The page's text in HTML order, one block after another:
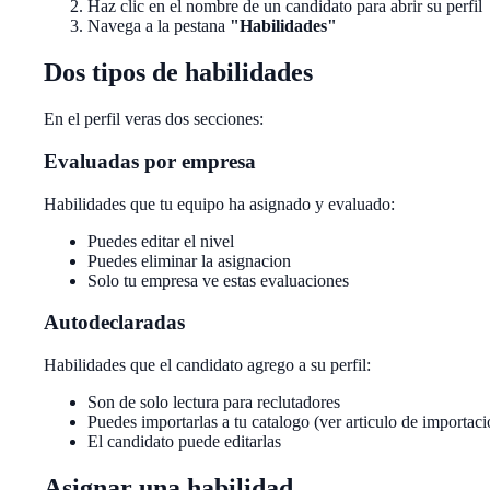
Haz clic en el nombre de un candidato para abrir su perfil
Navega a la pestana "Habilidades"
Dos tipos de habilidades
En el perfil veras dos secciones:
Evaluadas por empresa
Habilidades que tu equipo ha asignado y evaluado:
Puedes editar el nivel
Puedes eliminar la asignacion
Solo tu empresa ve estas evaluaciones
Autodeclaradas
Habilidades que el candidato agrego a su perfil:
Son de solo lectura para reclutadores
Puedes importarlas a tu catalogo (ver articulo de
El candidato puede editarlas